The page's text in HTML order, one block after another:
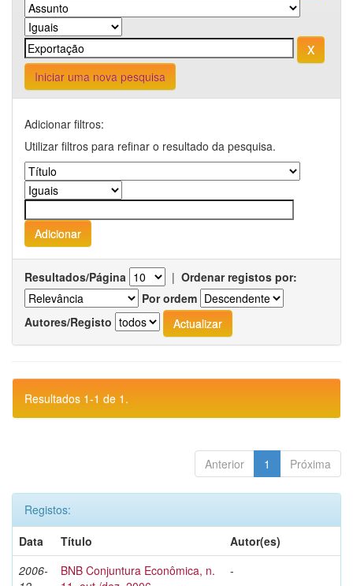
Iniciar uma nova pesquisa
Adicionar filtros:
Utilizar filtros para refinar o resultado da pesquisa.
Resultados/Página | Ordenar registos por:
Por ordem
Autores/Registo
Resultados 1-1 de 1.
Anterior 1 Próxima
Registos:
Data
Título
Autor(es)
2006-
BNB Conjuntura Econômica, n.
-